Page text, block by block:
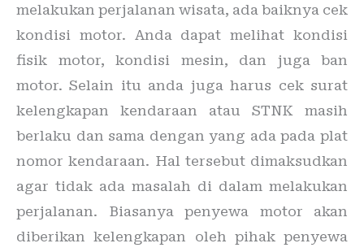
melakukan perjalanan wisata, ada baiknya cek
kondisi motor. Anda dapat melihat kondisi
fisik motor, kondisi mesin, dan juga ban
motor. Selain itu anda juga harus cek surat
kelengkapan kendaraan atau STNK masih
berlaku dan sama dengan yang ada pada plat
nomor kendaraan. Hal tersebut dimaksudkan
agar tidak ada masalah di dalam melakukan
perjalanan. Biasanya penyewa motor akan
diberikan kelengkapan oleh pihak penyewa